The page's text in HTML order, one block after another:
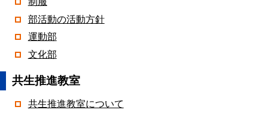
部活動の活動方針
運動部
文化部
共生推進教室
共生推進教室について